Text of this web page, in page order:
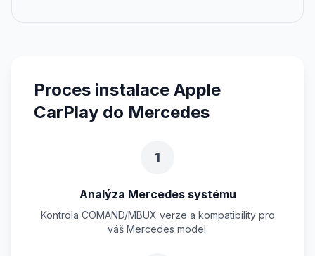
Proces instalace Apple
CarPlay do Mercedes
1
Analýza Mercedes systému
Kontrola COMAND/MBUX verze a kompatibility pro
váš Mercedes model.